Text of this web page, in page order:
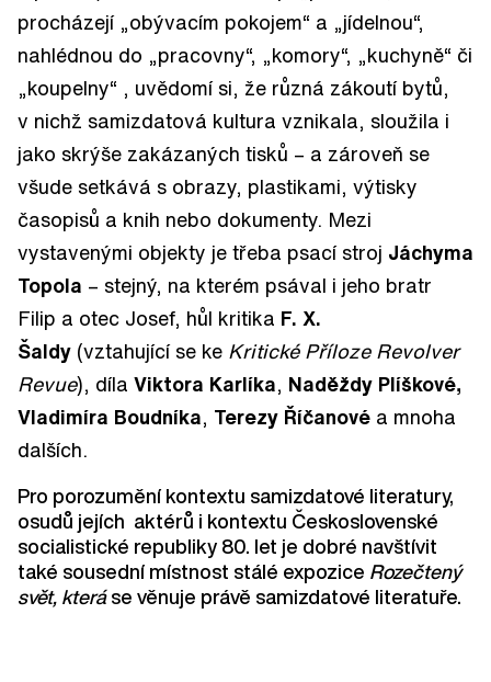
procházejí „obývacím pokojem“ a „jídelnou“,
nahlédnou do „pracovny“, „komory“, „kuchyně“ či
„koupelny“ , uvědomí si, že různá zákoutí bytů,
v nichž samizdatová kultura vznikala, sloužila i
jako skrýše zakázaných tisků – a zároveň se
všude setkává s obrazy, plastikami, výtisky
časopisů a knih nebo dokumenty. Mezi
vystavenými objekty je třeba psací stroj Jáchyma
Topola – stejný, na kterém psával i jeho bratr
Filip a otec Josef, hůl kritika F. X.
Šaldy (vztahující se ke Kritické Příloze Revolver
Revue), díla Viktora Karlíka
Naděždy Plíškové,
Vladimíra Boudníka
Terezy Říčanové a mnoha
dalších.
Pro porozumění kontextu samizdatové literatury,
osudů jejích aktérů i kontextu Československé
socialistické republiky 80. let je dobré navštívit
také sousední místnost stálé expozice Rozečtený
svět, která se věnuje právě samizdatové literatuře.